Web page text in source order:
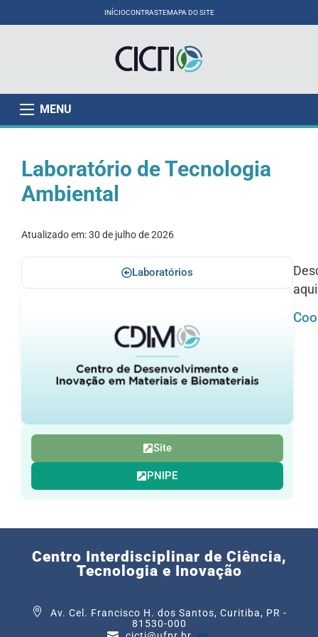
INÍCIOCONTRASTEMAPA DO SITE
MENU
Laboratório de Tecnologia
Ambiental
Atualizado em:30 de julho de 2026
Laboratórios
Site
PNIPE
Centro Interdisciplinar de Ciência,
Tecnologia e Inovação
Av. Cel. Francisco H. dos Santos, Curitiba, PR -
81530-000